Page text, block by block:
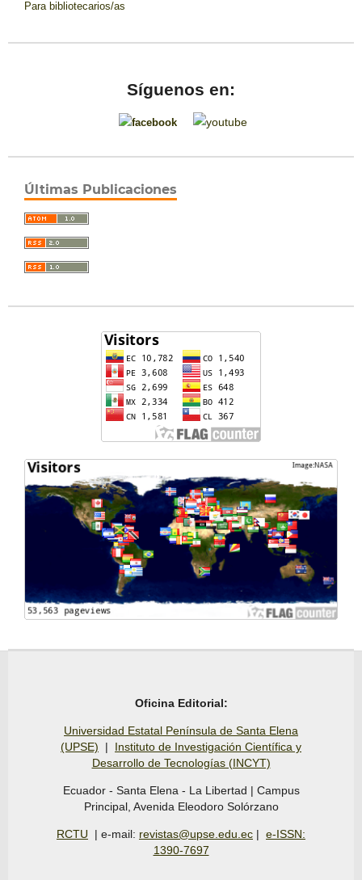
Para bibliotecarios/as
Síguenos en:
Últimas Publicaciones
Oficina Editorial:
Universidad Estatal Península de Santa Elena
(UPSE) | Instituto de Investigación Científica y
Desarrollo de Tecnologías (INCYT)
Ecuador - Santa Elena - La Libertad | Campus
Principal, Avenida Eleodoro Solórzano
RCTU | e-mail: revistas@upse.edu.ec | e-ISSN:
1390-7697